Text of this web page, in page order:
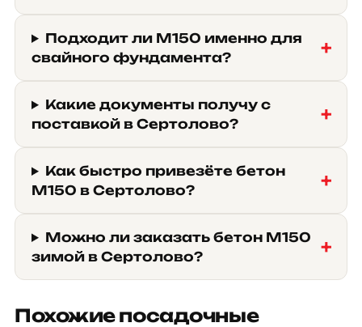
Подходит ли М150 именно для
свайного фундамента?
Какие документы получу с
поставкой в Сертолово?
Как быстро привезёте бетон
М150 в Сертолово?
Можно ли заказать бетон М150
зимой в Сертолово?
Похожие посадочные